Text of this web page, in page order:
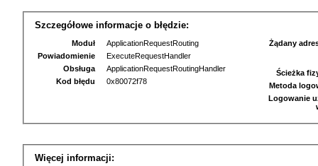
Szczegółowe informacje o błędzie:
Moduł
ApplicationRequestRouting
Powiadomienie
ExecuteRequestHandler
Obsługa
ApplicationRequestRoutingHandler
Kod błędu
0x80072f78
Żądany
Ścieżka
Metoda
Logowanie
Więcej informacji: